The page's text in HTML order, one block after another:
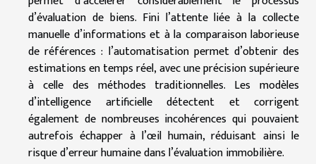
d’évaluation de biens. Fini l’attente liée à la collecte
manuelle d’informations et à la comparaison laborieuse
de références : l’automatisation permet d’obtenir des
estimations en temps réel, avec une précision supérieure
à celle des méthodes traditionnelles. Les modèles
d’intelligence artificielle détectent et corrigent
également de nombreuses incohérences qui pouvaient
autrefois échapper à l’œil humain, réduisant ainsi le
risque d’erreur humaine dans l’évaluation immobilière.